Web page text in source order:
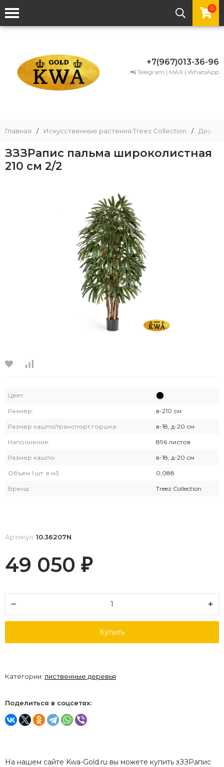
0
+7(967)013-36-96
📲 Telegram | MAX | WhatsApp
Главная / Искусственные растения Treez Collection /
ЗЗЗРапис пальма широколистная
210 см 2/2
Цвет:
Размер: в-210 см
Размер кашпо/транспорт.горшка: в-18, д-20 см
Наполнение: 896 листов
Размер кашпо: в-18, д-20 см
Объем 1 шт. в м3: 0,088
Бренд: Treez Collection
Артикул: 10.36207N
49 050 ₽
Купить
Категории: лиственные деревья
Поделиться в соцсетях:
На нашем сайте Kwa-Gold.ru вы можете купить зЗЗРапис